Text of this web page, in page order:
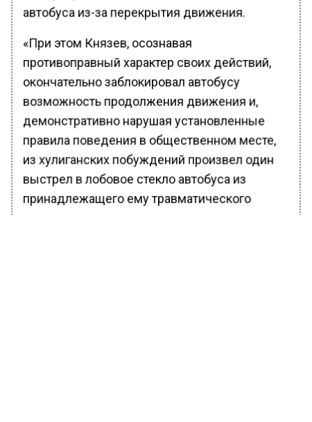
автобуса из-за перекрытия движения.
«При этом Князев, осознавая
противоправный характер своих действий,
окончательно заблокировал автобусу
возможность продолжения движения и,
демонстративно нарушая установленные
правила поведения в общественном месте,
из хулиганских побуждений произвел один
выстрел в лобовое стекло автобуса из
принадлежащего ему травматического